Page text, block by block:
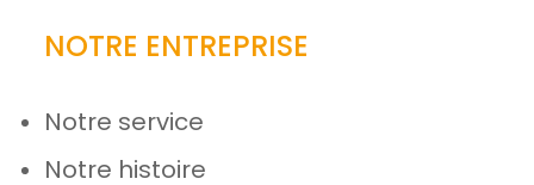
NOTRE ENTREPRISE
Notre service
Notre histoire